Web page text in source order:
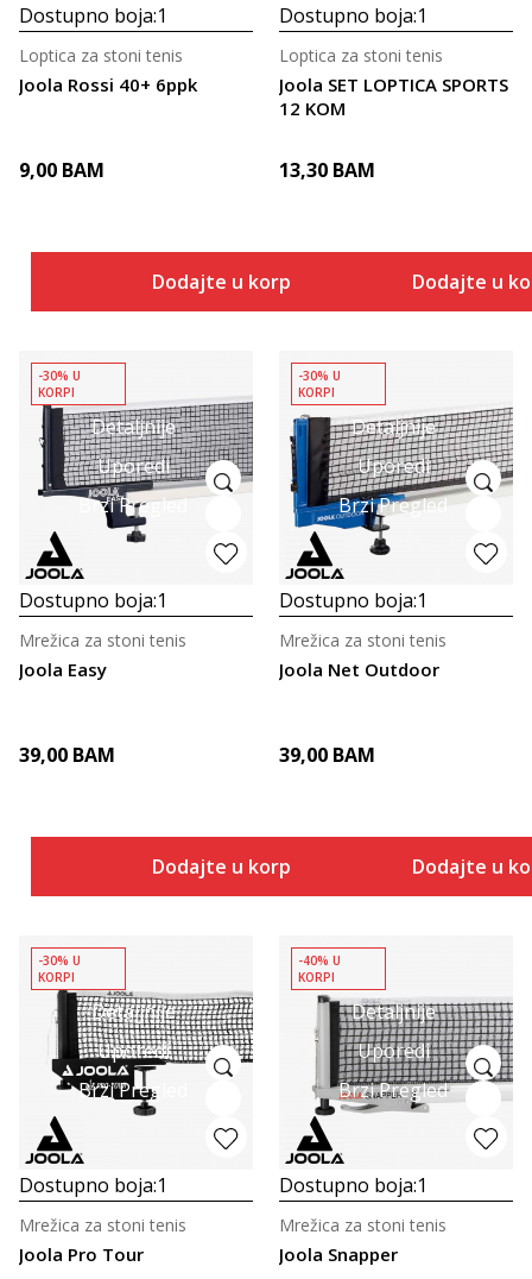
Dostupno boja:1
Joola Rossi 40+ 6ppk
Loptica za stoni tenis
9,00 BAM
Dodajte u korpu
Dostupno boja:1
Joola SET LOPTICA SPORTS
12 KOM
Loptica za stoni tenis
13,30 BAM
Dodajte u
Detaljnije
Uporedi
Brzi Pregled
-30% U
KORPI
Dostupno boja:1
Joola Easy
Mrežica za stoni tenis
39,00 BAM
Dodajte u korpu
Detaljnije
Uporedi
Brzi Pregled
-30% U
KORPI
Dostupno boja:1
Joola Net Outdoor
Mrežica za stoni tenis
39,00 BAM
Dodajte u
Detaljnije
Uporedi
Brzi Pregled
-30% U
KORPI
Dostupno boja:1
Joola Pro Tour
Mrežica za stoni tenis
Detaljnije
Uporedi
Brzi Pregled
-40% U
KORPI
Dostupno boja:1
Joola Snapper
Mrežica za stoni tenis